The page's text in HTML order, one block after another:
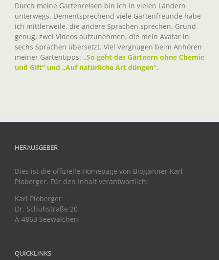
Durch meine Gartenreisen bin ich in vielen Ländern
unterwegs. Dementsprechend viele Gartenfreunde habe
ich mittlerweile, die andere Sprachen sprechen. Grund
genug, zwei Videos aufzunehmen, die mein Avatar in
sechs Sprachen übersetzt. Viel Vergnügen beim Anhören
meiner Gartentipps: „So geht das Gärtnern ohne Chemie
und Gift“ und „Auf natürliche Art düngen“.
HERAUSGEBER
Dies ist die offizielle Homepage von Biogärtner Karl
Ploberger. Für den Inhalt verantwortlich:
Karl Ploberger
Dr. Schuhstraße 20
A-4863 Seewalchen
QUICKLINKS